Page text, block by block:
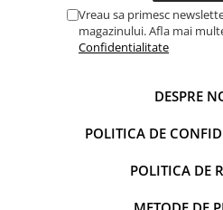
Vreau sa primesc
magazinului. Afla mai
Confidentialitate
DESPRE
POLITICA DE
POLITICA DE